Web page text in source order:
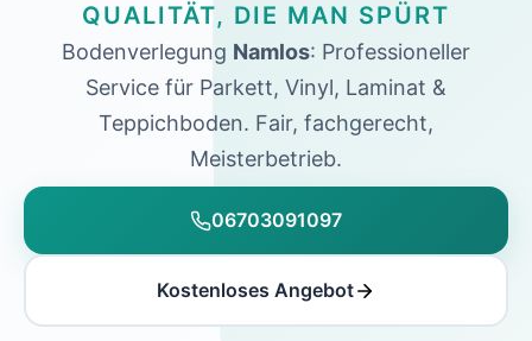
QUALITÄT, DIE MAN SPÜRT
Bodenverlegung Namlos: Professioneller
Service für Parkett, Vinyl, Laminat &
Teppichboden. Fair, fachgerecht,
Meisterbetrieb.
06703091097
Kostenloses Angebot